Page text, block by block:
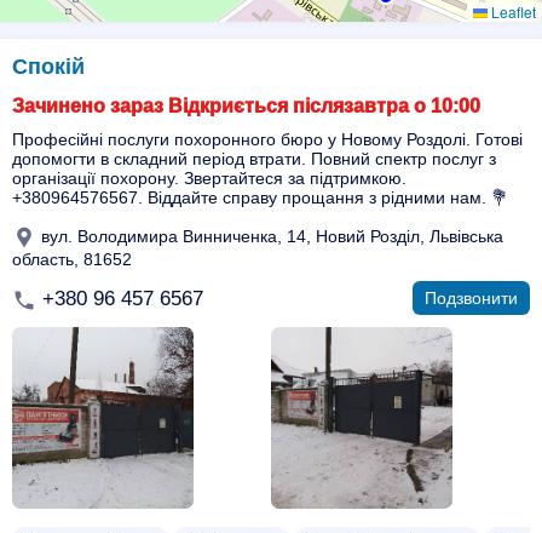
Leaflet
Спокій
Зачинено зараз Відкриється післязавтра о 10:00
Професійні послуги похоронного бюро у Новому Роздолі. Готові
допомогти в складний період втрати. Повний спектр послуг з
організації похорону. Звертайтеся за підтримкою.
+380964576567. Віддайте справу прощання з рідними нам. 💐
вул. Володимира Винниченка, 14, Новий Розділ, Львівська
область, 81652
+380 96 457 6567 Подзвонити